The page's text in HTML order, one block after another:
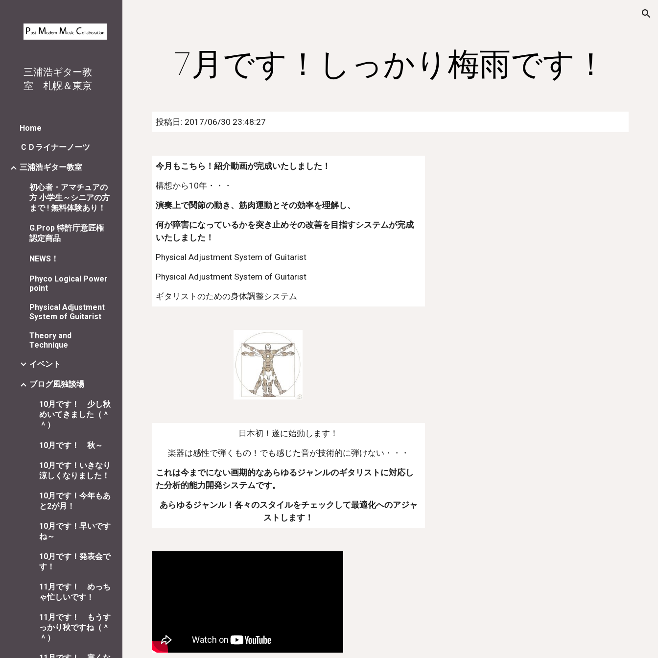
三浦浩ギター教
室 札幌＆東京
Home
ＣＤライナーノーツ
三浦浩ギター教室
初心者・アマチュアの
方 小学生～シニアの方
まで ! 無料体験あり！
G.Prop 特許庁意匠権
認定商品
NEWS！
Phyco Logical Power
point
Physical Adjustment
System of Guitarist
Theory and
Technique
イベント
ブログ風独談場
10月です！ 少し秋
めいてきました（＾
＾）
10月です！ 秋～
10月です！いきなり
涼しくなりました！
10月です！今年もあ
と2が月！
10月です！早いです
ね～
10月です！発表会で
す！
11月です！ めっち
ゃ忙しいです！
11月です！ もうす
っかり秋ですね（＾
＾）
7月です！しっかり梅雨です！
投稿日: 2017/06/30 23:48:27
今月もこちら！紹介動画が完成いたしました！
構想から10年・・・
演奏上で関節の動き、筋肉運動とその効率を理解し、
何が障害になっているかを突き止めその改善を目指すシステムが完成
いたしました！
Physical Adjustment System of Guitarist
Physical Adjustment System of Guitarist
ギタリストのための身体調整システム
日本初！遂に始動します！
楽器は感性で弾くもの！でも感じた音が技術的に弾けない・・・
これは今までにない画期的なあらゆるジャンルのギタリストに対応し
た分析的能力開発システムです。
あらゆるジャンル！各々のスタイルをチェックして最適化へのアジャ
ストします！